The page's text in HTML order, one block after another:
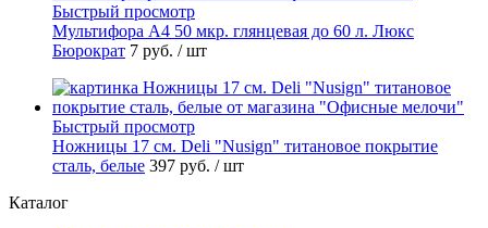
Быстрый просмотр
Мультифора А4 50 мкр. глянцевая до 60 л. Люкс
Бюрократ 7 руб. / шт
Быстрый просмотр
Ножницы 17 см. Deli "Nusign" титановое покрытие
сталь, белые 397 руб. / шт
Каталог